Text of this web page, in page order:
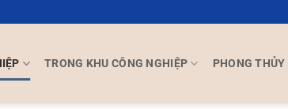
TRONG KHU CÔNG NGHIỆP PHONG THỦY